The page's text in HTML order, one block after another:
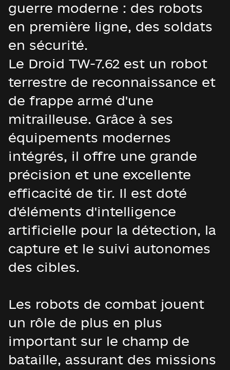
guerre moderne : des robots
en première ligne, des soldats
en sécurité.
Le Droid TW-7.62 est un robot
terrestre de reconnaissance et
de frappe armé d'une
mitrailleuse. Grâce à ses
équipements modernes
intégrés, il offre une grande
précision et une excellente
efficacité de tir. Il est doté
d'éléments d'intelligence
artificielle pour la détection, la
capture et le suivi autonomes
des cibles.
Les robots de combat jouent
un rôle de plus en plus
important sur le champ de
bataille, assurant des missions